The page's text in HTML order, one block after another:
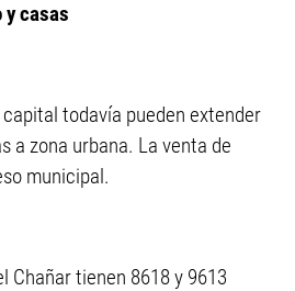
y casas
todavía pueden extender
a zona urbana. La venta de
municipal.
Chañar tienen 8618 y 9613